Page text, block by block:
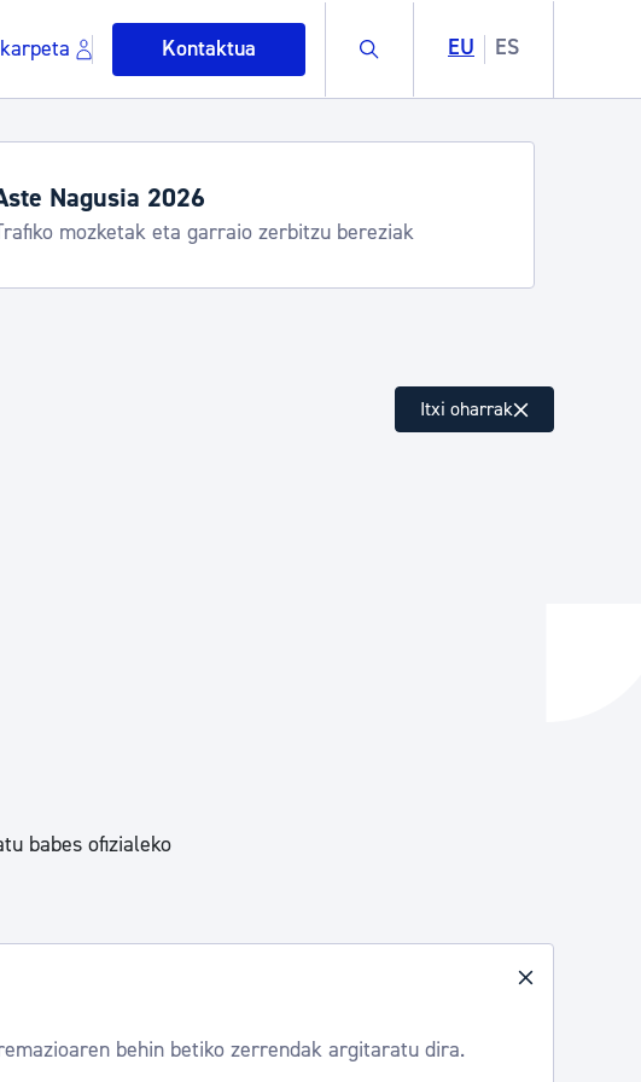
Kontaktua Buscar EU ES
hondakinak eta ingurumena
ordutegiak eta zerbitzuak
Donostia Kirola, Donostia Kultura, San Telmo,
Hondalea, Turismoa
Itxi oharrak
babes ofizialeko
behin betiko zerrendak argitaratu dira.